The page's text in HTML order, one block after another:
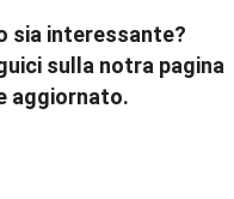
sia interessante?
sulla notra pagina
aggiornato.